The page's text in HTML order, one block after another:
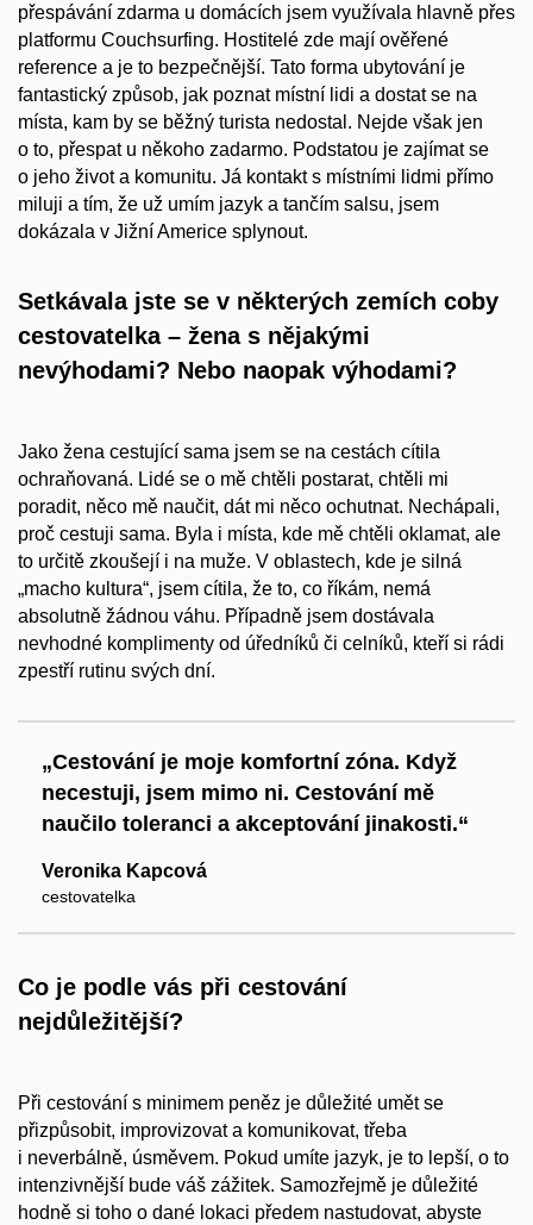
přespávání zdarma u domácích jsem využívala hlavně přes
platformu Couchsurfing. Hostitelé zde mají ověřené
reference a je to bezpečnější. Tato forma ubytování je
fantastický způsob, jak poznat místní lidi a dostat se na
místa, kam by se běžný turista nedostal. Nejde však jen
o to, přespat u někoho zadarmo. Podstatou je zajímat se
o jeho život a komunitu. Já kontakt s místními lidmi přímo
miluji a tím, že už umím jazyk a tančím salsu, jsem
dokázala v Jižní Americe splynout.
Setkávala jste se v některých zemích coby
cestovatelka – žena s nějakými
nevýhodami? Nebo naopak výhodami?
Jako žena cestující sama jsem se na cestách cítila
ochraňovaná. Lidé se o mě chtěli postarat, chtěli mi
poradit, něco mě naučit, dát mi něco ochutnat. Nechápali,
proč cestuji sama. Byla i místa, kde mě chtěli oklamat, ale
to určitě zkoušejí i na muže. V oblastech, kde je silná
„macho kultura“, jsem cítila, že to, co říkám, nemá
absolutně žádnou váhu. Případně jsem dostávala
nevhodné komplimenty od úředníků či celníků, kteří si rádi
zpestří rutinu svých dní.
„Cestování je moje komfortní zóna. Když
necestuji, jsem mimo ni. Cestování mě
naučilo toleranci a akceptování jinakosti.“
Veronika Kapcová
cestovatelka
Co je podle vás při cestování
nejdůležitější?
Při cestování s minimem peněz je důležité umět se
přizpůsobit, improvizovat a komunikovat, třeba
i neverbálně, úsměvem. Pokud umíte jazyk, je to lepší, o to
intenzivnější bude váš zážitek. Samozřejmě je důležité
hodně si toho o dané lokaci předem nastudovat, abyste